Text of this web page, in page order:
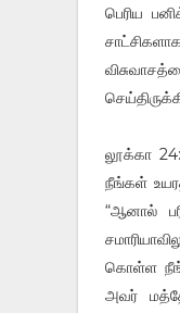
பெரிய
லூக்கா
நீங்கள்
“ஆனால்
கொள்ள
அவர்